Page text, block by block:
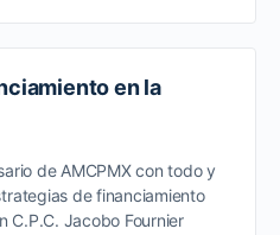
en la
de AMCPMX con todo y
de financiamiento
C.P.C. Jacobo Fournier